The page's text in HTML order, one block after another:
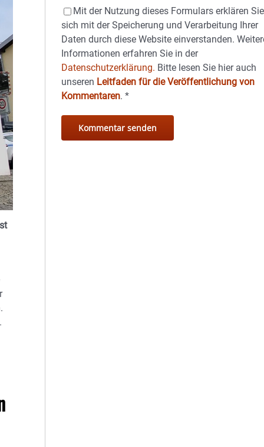
Mit der Nutzung dieses Formulars erklären Sie
sich mit der Speicherung und Verarbeitung Ihrer
Daten durch diese Website einverstanden.
Informationen erfahren Sie in der
Datenschutzerklärung. Bitte lesen Sie hier auch
unseren Leitfaden für die Veröffentlichung von
Kommentaren.*